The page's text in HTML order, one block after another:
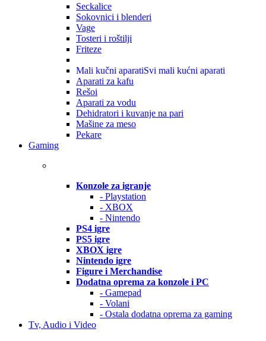
Seckalice
Sokovnici i blenderi
Vage
Tosteri i roštilji
Friteze
Mali kučni aparatiSvi mali kućni aparati
Aparati za kafu
Rešoi
Aparati za vodu
Dehidratori i kuvanje na pari
Mašine za meso
Pekare
Gaming
Konzole za igranje
- Playstation
- XBOX
- Nintendo
PS4 igre
PS5 igre
XBOX igre
Nintendo igre
Figure i Merchandise
Dodatna oprema za konzole i PC
- Gamepad
- Volani
- Ostala dodatna oprema za gaming
Tv, Audio i Video